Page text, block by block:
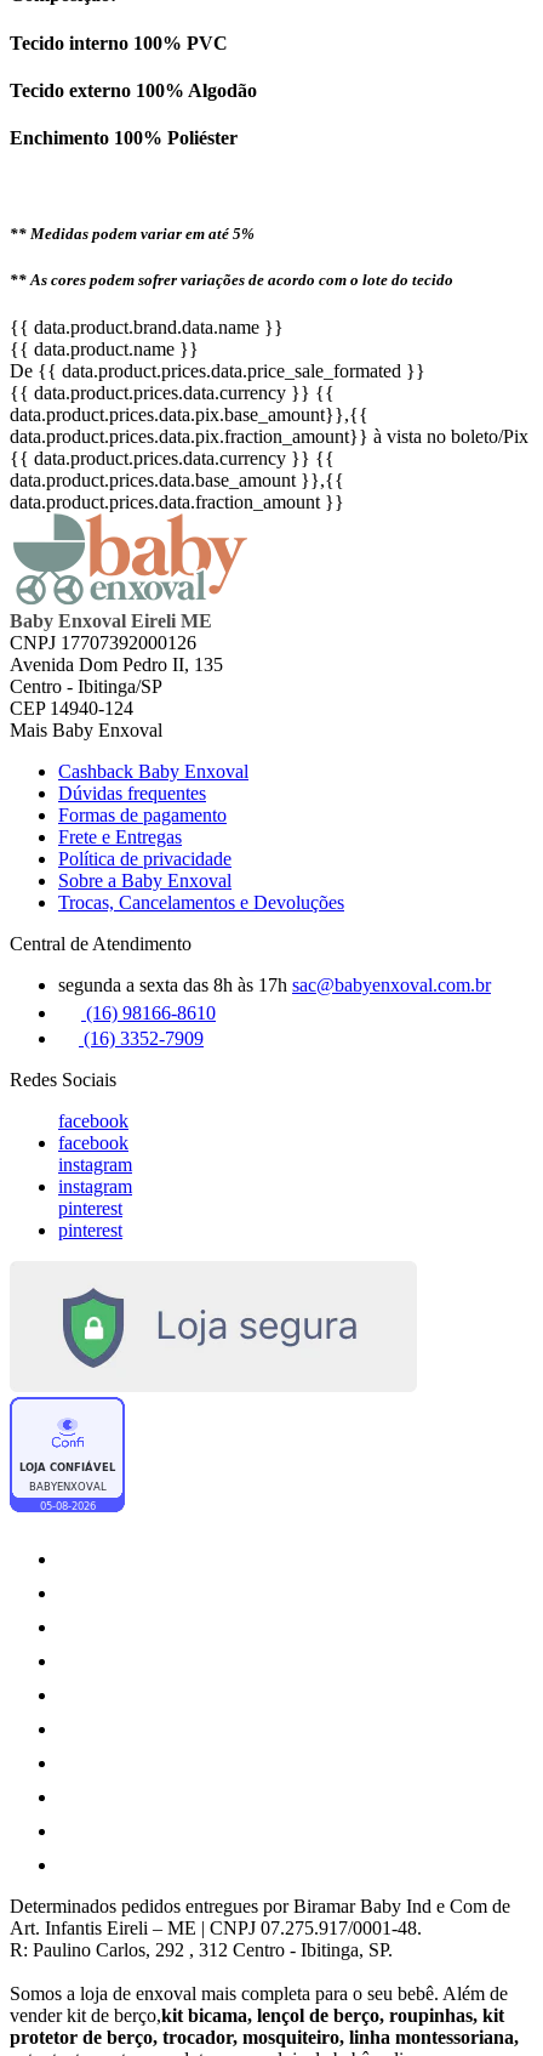
Tecido interno 100% PVC
Tecido externo 100% Algodão
Enchimento 100% Poliéster
** Medidas podem variar em até 5%
** As cores podem sofrer variações de acordo com o lote do tecido
{{ data.product.brand.data.name }}
{{ data.product.name }}
De {{ data.product.prices.data.price_sale_formated }}
{{ data.product.prices.data.currency }} {{
data.product.prices.data.pix.base_amount}},{{
data.product.prices.data.pix.fraction_amount}} à vista no boleto/Pix
{{ data.product.prices.data.currency }} {{
data.product.prices.data.base_amount }},{{
data.product.prices.data.fraction_amount }}
Baby Enxoval Eireli ME
CNPJ 17707392000126
Avenida Dom Pedro II, 135
Centro - Ibitinga/SP
CEP 14940-124
Mais Baby Enxoval
Cashback Baby Enxoval
Dúvidas frequentes
Formas de pagamento
Frete e Entregas
Política de privacidade
Sobre a Baby Enxoval
Trocas, Cancelamentos e Devoluções
Central de Atendimento
segunda a sexta das 8h às 17h sac@babyenxoval.com.br
(16) 98166-8610
(16) 3352-7909
Redes Sociais
facebook
facebook
instagram
instagram
pinterest
pinterest
Determinados pedidos entregues por Biramar Baby Ind e Com de
Art. Infantis Eireli – ME | CNPJ 07.275.917/0001-48.
R: Paulino Carlos, 292 , 312 Centro - Ibitinga, SP.
Somos a loja de enxoval mais completa para o seu bebê. Além de
vender kit de berço,kit bicama, lençol de berço, roupinhas, kit
protetor de berço, trocador, mosquiteiro, linha montessoriana,